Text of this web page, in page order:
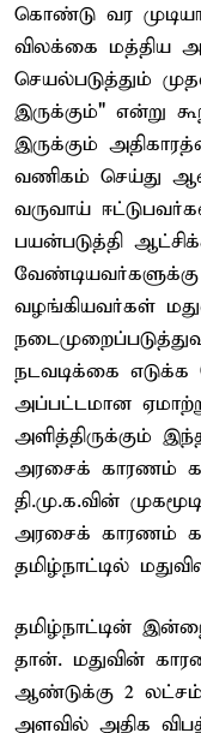
கொண்டு வர
விலக்கை மத்திய
செயல்படுத்தும்
இருக்கும்" என்று
இருக்கும்
வணிகம் செய்து
வருவாய்
பயன்படுத்தி
வழங்கியவர்கள்
நடவடிக்கை எடுக்க
அப்பட்டமான
அளித்திருக்கும்
அரசைக் காரணம்
தி.மு.க.வின்
அரசைக் காரணம்
தமிழ்நாட்டில்
தமிழ்நாட்டின்
தான். மதுவின்
ஆண்டுக்கு 2 லட்சம்
அளவில் அதிக